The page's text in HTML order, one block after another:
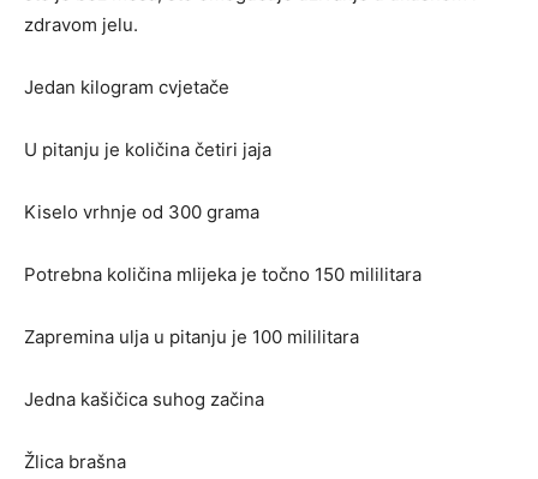
zdravom jelu.
Jedan kilogram cvjetače
U pitanju je količina četiri jaja
Kiselo vrhnje od 300 grama
Potrebna količina mlijeka je točno 150 mililitara
Zapremina ulja u pitanju je 100 mililitara
Jedna kašičica suhog začina
Žlica brašna